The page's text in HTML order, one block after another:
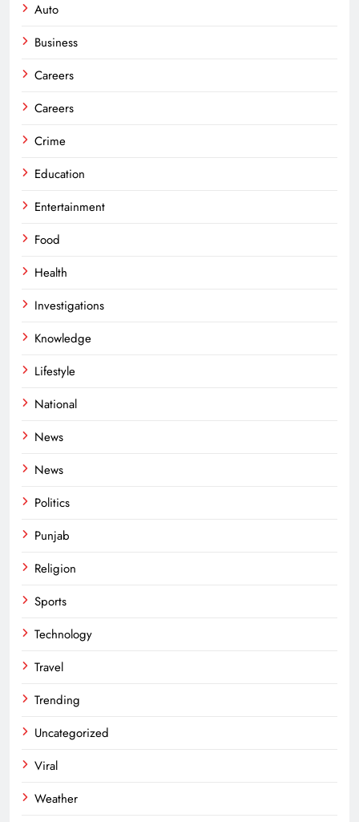
Auto
Business
Careers
Careers
Crime
Education
Entertainment
Food
Health
Investigations
Knowledge
Lifestyle
National
News
News
Politics
Punjab
Religion
Sports
Technology
Travel
Trending
Uncategorized
Viral
Weather